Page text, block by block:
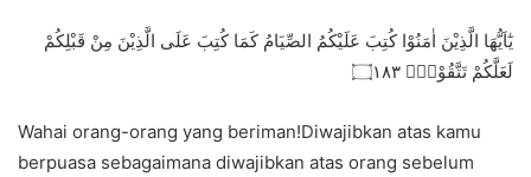
يٰٓاَيُّهَا الَّذِيْنَ اٰمَنُوْا كُتِبَ عَلَيْكُمُ الصِّيَامُ كَمَا كُتِبَ عَلَى الَّذِيْنَ مِنْ قَبْلِكُمْ
لَعَلَّكُمْ تَتَّقُوْنَۙ ۝١٨٣
Wahai orang-orang yang beriman!Diwajibkan atas kamu
berpuasa sebagaimana diwajibkan atas orang sebelum